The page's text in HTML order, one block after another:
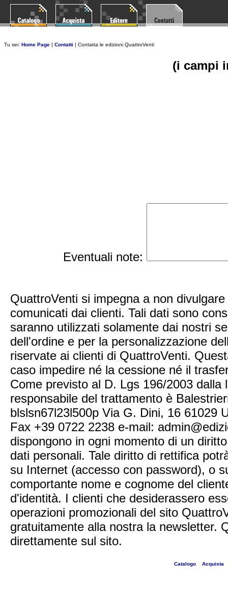
Tu sei: Home Page | Contatti | Contatta le edizioni QuattroVenti
(i campi
Eventuali note:
QuattroVenti si impegna a non
comunicati dai clienti. Tali dati sono
saranno utilizzati solamente dai nostri
dell'ordine e per la personalizzazione
riservate ai clienti di QuattroVenti.
caso impedire né la cessione né il
Come previsto al D. Lgs 196/2003 dalla
responsabile del trattamento è
blslsn67l23l500p Via G. Dini, 16 61029
Fax +39 0722 2238 e-mail:
dispongono in ogni momento di un
dati personali. Tale diritto di rettifica
su Internet (accesso con password), o
comportante nome e cognome del
d'identità. I clienti che desiderassero
operazioni promozionali del sito
gratuitamente alla nostra la newsletter.
direttamente sul sito.
Catalogo Acquista